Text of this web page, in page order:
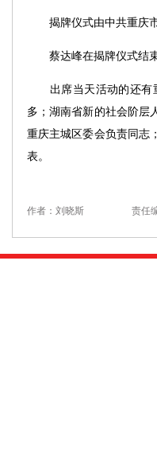
揭牌仪式由中共重庆市
蔡达峰在揭牌仪式结束
出席当天活动的还有重
多；湖南省新的社会阶层
重庆主城区委会负责同志
表。
作者：刘晓斯 责任